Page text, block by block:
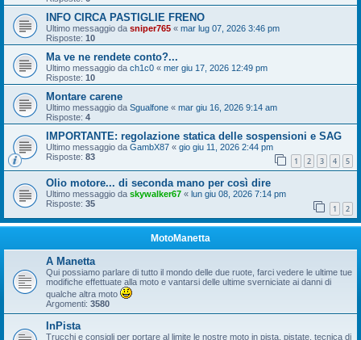
INFO CIRCA PASTIGLIE FRENO
Ultimo messaggio da sniper765 « mar lug 07, 2026 3:46 pm
Risposte: 10
Ma ve ne rendete conto?...
Ultimo messaggio da ch1c0 « mer giu 17, 2026 12:49 pm
Risposte: 10
Montare carene
Ultimo messaggio da Sgualfone « mar giu 16, 2026 9:14 am
Risposte: 4
IMPORTANTE: regolazione statica delle sospensioni e SAG
Ultimo messaggio da GambX87 « gio giu 11, 2026 2:44 pm
Risposte: 83 1 2 3 4 5
Olio motore... di seconda mano per così dire
Ultimo messaggio da skywalker67 « lun giu 08, 2026 7:14 pm
Risposte: 35 1 2
MotoManetta
A Manetta
Qui possiamo parlare di tutto il mondo delle due ruote, farci vedere le ultime tue
modifiche effettuate alla moto e vantarsi delle ultime sverniciate ai danni di
qualche altra moto
Argomenti: 3580
InPista
Trucchi e consigli per portare al limite le nostre moto in pista, pistate, tecnica di